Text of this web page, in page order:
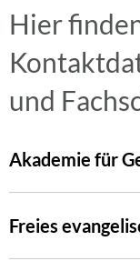
und
Hier
und
Akademie für
Freies